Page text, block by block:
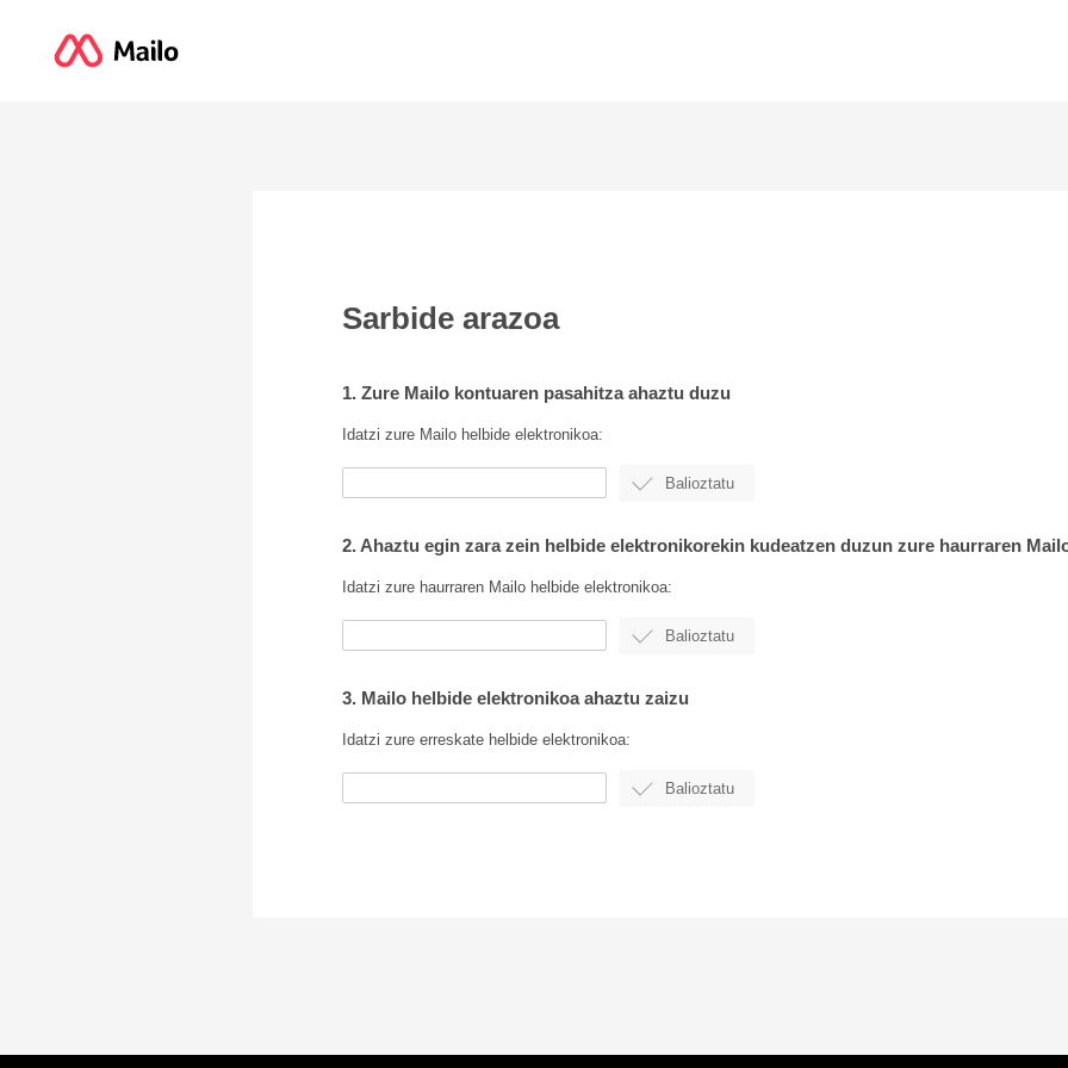
Sarbide arazoa
1. Zure Mailo kontuaren pasahitza ahaztu duzu
Idatzi zure Mailo helbide elektronikoa:
2. Ahaztu egin zara zein helbide elektronikorekin kudeatzen duzun zure haurraren
Idatzi zure haurraren Mailo helbide elektronikoa:
3. Mailo helbide elektronikoa ahaztu zaizu
Idatzi zure erreskate helbide elektronikoa: